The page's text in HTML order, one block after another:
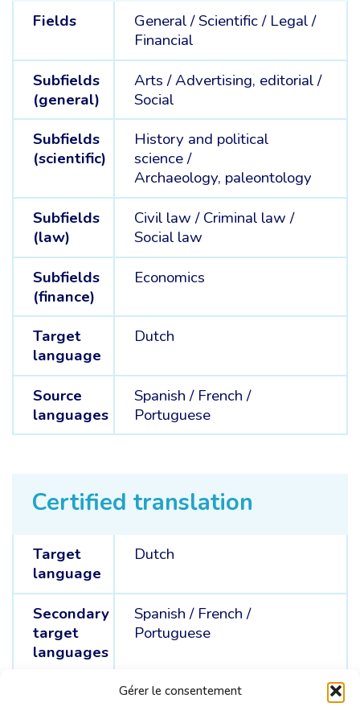
Gérer le consentement
Fields General /Scientific / Legal /
Financial
Subfields
(general)
Arts /Advertising, editorial /
Social
Subfields
(scientific)
History and political
science /
Archaeology, paleontology
Subfields
(law)
Civil law /Criminal law /
Social law
Subfields
(finance)
Economics
Target
language
Dutch
Source
languages
Spanish / French /
Portuguese
Certified translation
Target
language
Dutch
Secondary
target
languages
Spanish / French /
Portuguese
Spanish /French /